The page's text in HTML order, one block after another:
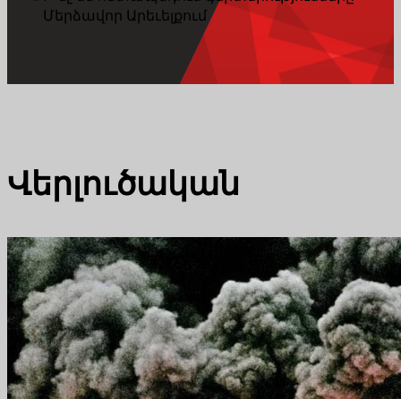
Մերձավոր Արեւելքում
Վերլուծական